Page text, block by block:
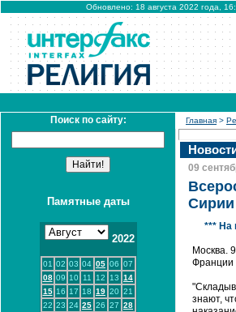
Обновлено: 18 августа 2022 года,
Поиск по сайту:
Памятные даты
2022
01 02 03 04 05 06 07
08 09 10 11 12 13 14
15 16 17 18 19 20 21
22 23 24 25 26 27 28
Главная >
09
Сирии
*** На
Москва.
Франции
знают,